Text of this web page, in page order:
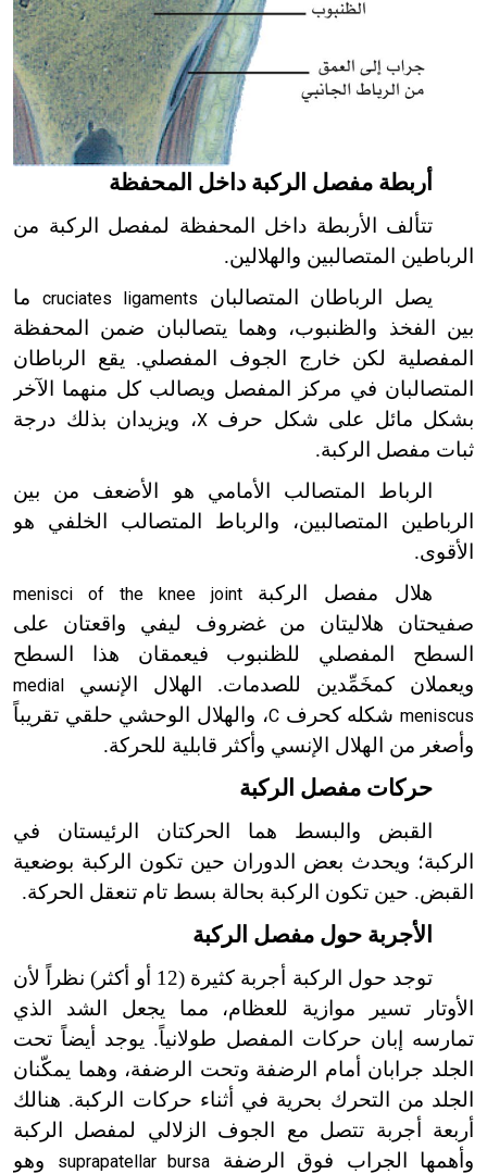
أربطة مفصل الركبة داخل المحفظة
تتألف الأربطة داخل المحفظة لمفصل الركبة من
الرباطين المتصالبين والهلالين.
يصل الرباطان المتصالبان cruciates ligaments ما
بين الفخذ والظنبوب، وهما يتصالبان ضمن المحفظة
المفصلية لكن خارج الجوف المفصلي. يقع الرباطان
المتصالبان في مركز المفصل ويصالب كل منهما الآخر
بشكل مائل على شكل حرفX، ويزيدان بذلك درجة
ثبات مفصل الركبة.
الرباط المتصالب الأمامي هو الأضعف من بين
الرباطين المتصالبين، والرباط المتصالب الخلفي هو
الأقوى.
هلال مفصل الركبةmenisci of the knee joint
صفيحتان هلاليتان من غضروف ليفي واقعتان على
السطح المفصلي للظنبوب فيعمقان هذا السطح
ويعملان كمخَمِّدين للصدمات. الهلال الإنسي
medial
meniscusشكله كحرفC، والهلال الوحشي حلقي تقريباً
وأصغر من الهلال الإنسي وأكثر قابلية للحركة.
حركات مفصل الركبة
القبض والبسط هما الحركتان الرئيستان في
الركبة؛ ويحدث بعض الدوران حين تكون الركبة بوضعية
القبض. حين تكون الركبة بحالة بسط تام تنعقل الحركة.
الأجربة حول مفصل الركبة
توجد حول الركبة أجربة كثيرة (12 أو أكثر) نظراً لأن
الأوتار تسير موازية للعظام، مما يجعل الشد الذي
تمارسه إبان حركات المفصل طولانياً. يوجد أيضاً تحت
الجلد جرابان أمام الرضفة وتحت الرضفة، وهما يمكّنان
الجلد من التحرك بحرية في أثناء حركات الركبة. هنالك
أربعة أجربة تتصل مع الجوف الزلالي لمفصل الركبة
وأهمها الجراب فوق الرضفة suprapatellar bursa
وهو